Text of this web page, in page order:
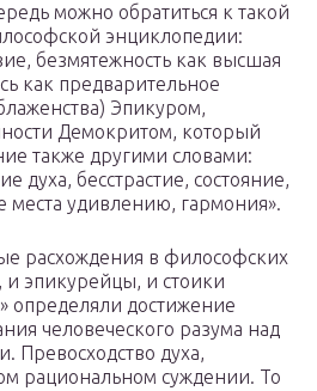
можно обратиться к такой
энциклопедии:
безмятежность как высшая
как предварительное
Эпикуром,
Демокритом, который
также другими словами:
духа, бесстрастие, состояние,
места удивлению, гармония».
расхождения в философских
и эпикурейцы, и стоики
определяли достижение
человеческого разума над
духа,
рациональном суждении. То